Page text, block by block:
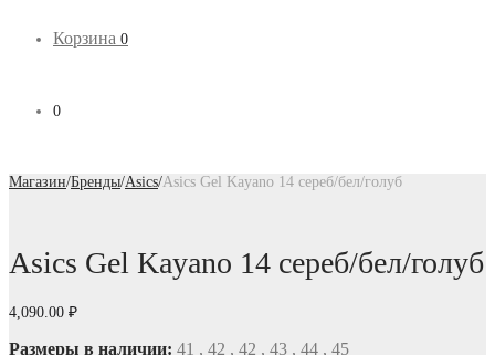
Корзина 0
0
Магазин/Бренды/Asics/Asics Gel Kayano 14 сереб/бел/голуб
Asics Gel Kayano 14 сереб/бел/голуб
4,090.00 ₽
Размеры в наличии: 41 , 42 , 42 , 43 , 44 , 45